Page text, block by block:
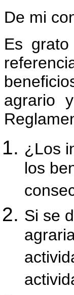
De mi
Es
agrario
¿Los
los
Si se